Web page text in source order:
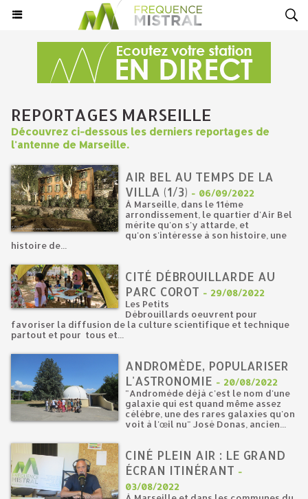
REPORTAGES MARSEILLE
Découvrez ci-dessous les derniers reportages de
l'antenne de Marseille.
AIR BEL AU TEMPS DE LA
VILLA (1/3) - 06/09/2022
À Marseille, dans le 11ème
arrondissement, le quartier d'Air Bel
mérite qu'on s'y attarde, et
qu'on s'intéresse à son histoire, une
histoire de...
CITÉ DÉBROUILLARDE AU
PARC COROT - 29/08/2022
Les Petits
Débrouillards oeuvrent pour
favoriser la diffusion de la culture scientifique et technique
partout et pour tous et...
ANDROMÈDE, POPULARISER
L'ASTRONOMIE - 20/08/2022
"Andromède déjà c'est le nom d'une
galaxie qui est quand même assez
célèbre, une des rares galaxies qu'on
voit à l'œil nu" José Donas, ancien...
CINÉ PLEIN AIR : LE GRAND
ÉCRAN ITINÉRANT -
03/08/2022